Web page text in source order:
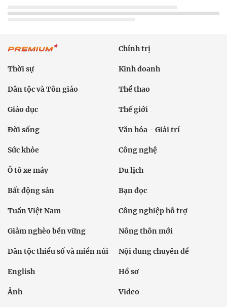
Chính trị
Thời sự Kinh doanh
Dân tộc và Tôn giáo Thể thao
Giáo dục Thế giới
Đời sống Văn hóa - Giải trí
Sức khỏe Công nghệ
Ô tô xe máy Du lịch
Bất động sản Bạn đọc
Tuần Việt Nam Công nghiệp hỗ trợ
Giảm nghèo bền vững Nông thôn mới
Dân tộc thiểu số và miền núi Nội dung chuyên đề
English Hồ sơ
Ảnh Video